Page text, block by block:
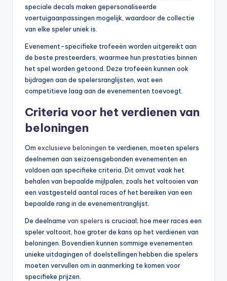
speciale decals maken gepersonaliseerde
voertuigaanpassingen mogelijk, waardoor de collectie
van elke speler uniek is.
Evenement-specifieke trofeeën worden uitgereikt aan
de beste presteerders, waarmee hun prestaties binnen
het spel worden getoond. Deze trofeeën kunnen ook
bijdragen aan de spelersranglijsten, wat een
competitieve laag aan de evenementen toevoegt.
Criteria voor het verdienen van
beloningen
Om exclusieve beloningen te verdienen, moeten spelers
deelnemen aan seizoensgebonden evenementen en
voldoen aan specifieke criteria. Dit omvat vaak het
behalen van bepaalde mijlpalen, zoals het voltooien van
een vastgesteld aantal races of het bereiken van een
bepaalde rang in de evenementranglijst.
De deelname van spelers is cruciaal; hoe meer races een
speler voltooit, hoe groter de kans op het verdienen van
beloningen. Bovendien kunnen sommige evenementen
unieke uitdagingen of doelstellingen hebben die spelers
moeten vervullen om in aanmerking te komen voor
specifieke prijzen.